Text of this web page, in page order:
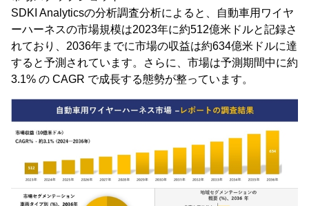
SDKI Analyticsの分析調査分析によると、自動車用ワイヤ
ーハーネスの市場規模は2023年に約512億米ドルと記録さ
れており、2036年までに市場の収益は約634億米ドルに達
すると予測されています。さらに、市場は予測期間中に約
3.1% の CAGR で成長する態勢が整っています。